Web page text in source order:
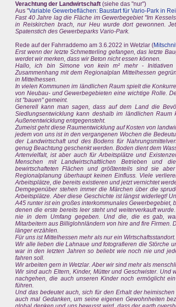
Verachtung der Landwirtschaft (siehe das "nur")
Aus "Variable Gewerbeflächen: Baustart für Vario-Park in
Fast 40 Jahre lag die Fläche im Gewerbegebiet "Im
in Reiskirchen brach, nur Heu wurde dort gewonnen.
Spatenstich des Gewerbeparks Vario-Park.
Rede auf der Fahrraddemo am 3.6.2022 in Wetzlar (
Erst wenn der letzte Schmetterling gefangen, das letzte
werdet wir merken, dass wir Beton nicht essen können.
Hallo, ich bin Simone von kein m² mehr -
Zusammenhang mit dem Regionalplan Mittelhessen
in Mittelhessen.
In vielen Kommunen im ländlichen Raum spielt die
von Neubau- und Gewerbegebieten eine wichtige Rolle.
ist "bauen" gemeint.
Generell kann man sagen, dass auf dem Land die
Siedlungsentwicklung kann deshalb im ländlichen
Außenentwicklung entgegensteht.
Zumeist geht diese Raumentwicklung auf Kosten von
jedem von uns ist in den vergangenen Wochen die
der Landwirtschaft und des Bodens für
genug Beachtung geschenkt werden. Boden dient dem
Artenvielfalt, ist aber auch für Arbeitsplätze und
Menschen mit Landwirtschaftlichen Betrieben und
bewirtschafteten Flächen und größtenteils sind sie
Regionalplanung überhaupt keinen Einfluss. Viele
Arbeitsplätze, die bereits existieren und jetzt vernichtet
Demgegenüber stehen immer die Märchen über die
Arbeitsplätze. Aber diese Geschichte ist längst widerlegt!
A45 runter ist ein großes interkommunales Gewerbegebiet,
denen die erste bereits leer steht und weiterverkauft
nie in dem Umfang gegeben. Und die, die es gab,
Mitarbeitern aus Billiglohnländern von hire and fire Firmen.
länger erzählen.
Für uns ist Mittelhessen mehr als nur ein Wirtschaftsstandort.
Wir alle lieben die Lahnaue und fotografieren die Störche
war in den letzten Jahren so beliebt wie noch nie und
fahren soll.
Wir arbeiten gern in Wetzlar. Aber wir sind mehr als
Wir sind auch Eltern, Kinder, Mütter und Geschwister.
nachgehen, die auch unseren Kinder noch ermöglicht
führen.
Und das bedeutet auch, sich für den Erhalt der
auch mal Gedanken, um seine eigenen Gewohnheiten